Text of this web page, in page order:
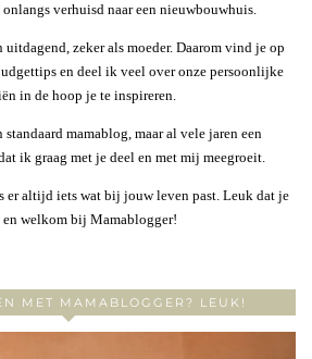
verhuisd naar een nieuwbouwhuis.
zeker als moeder. Daarom vind je op
en deel ik veel over onze persoonlijke
in de hoop je te inspireren.
mamablog, maar al vele jaren een
ik graag met je deel en met mij meegroeit.
er altijd iets wat bij jouw leven past. Leuk dat je
en welkom bij Mamablogger!
MET MAMABLOGGER? LEUK!